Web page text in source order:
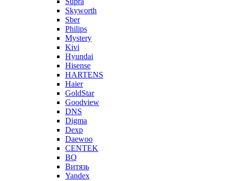
Skyworth
Sber
Philips
Mystery
Kivi
Hyundai
Hisense
HARTENS
Haier
GoldStar
Goodview
DNS
Digma
Dexp
Daewoo
CENTEK
BQ
Витязь
Yandex